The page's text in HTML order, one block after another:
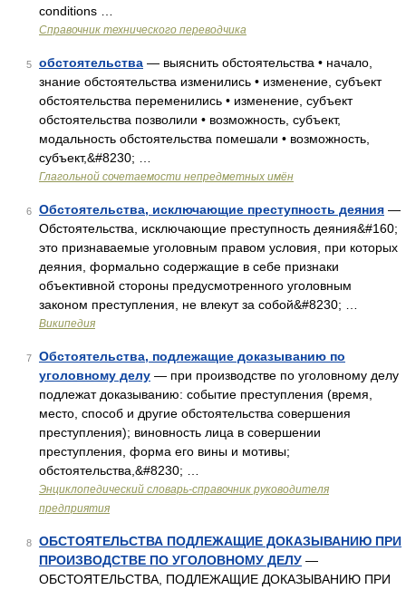
conditions …
Справочник технического переводчика
5 обстоятельства — выяснить обстоятельства • начало,
знание обстоятельства изменились • изменение, субъект
обстоятельства переменились • изменение, субъект
обстоятельства позволили • возможность, субъект,
модальность обстоятельства помешали • возможность,
субъект,&#8230; …
Глагольной сочетаемости непредметных имён
6 Обстоятельства, исключающие преступность деяния —
Обстоятельства, исключающие преступность деяния&#160;
это признаваемые уголовным правом условия, при которых
деяния, формально содержащие в себе признаки
объективной стороны предусмотренного уголовным
законом преступления, не влекут за собой&#8230; …
Википедия
7
Обстоятельства, подлежащие доказыванию по
уголовному делу — при производстве по уголовному делу
подлежат доказыванию: событие преступления (время,
место, способ и другие обстоятельства совершения
преступления); виновность лица в совершении
преступления, форма его вины и мотивы;
обстоятельства,&#8230; …
Энциклопедический словарь-справочник руководителя
предприятия
8
ОБСТОЯТЕЛЬСТВА ПОДЛЕЖАЩИЕ ДОКАЗЫВАНИЮ ПРИ
ПРОИЗВОДСТВЕ ПО УГОЛОВНОМУ ДЕЛУ —
ОБСТОЯТЕЛЬСТВА, ПОДЛЕЖАЩИЕ ДОКАЗЫВАНИЮ ПРИ